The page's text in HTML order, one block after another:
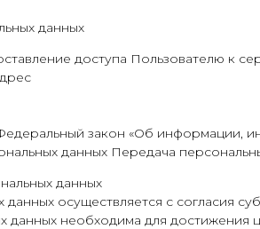
данных
доступа Пользователю к
закон «Об информации,
данных Передача
данных
данных осуществляется с согласия
данных необходима для